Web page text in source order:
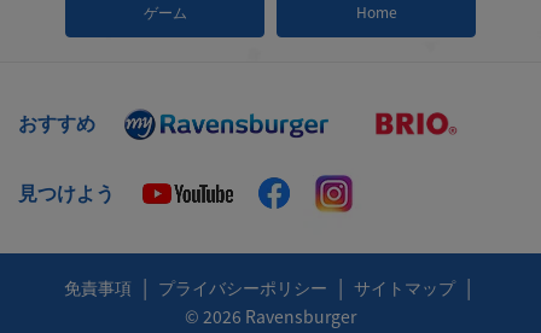
ゲーム Home
おすすめ
見つけよう
免責事項 | プライバシーポリシー | サイトマップ |
© 2026 Ravensburger